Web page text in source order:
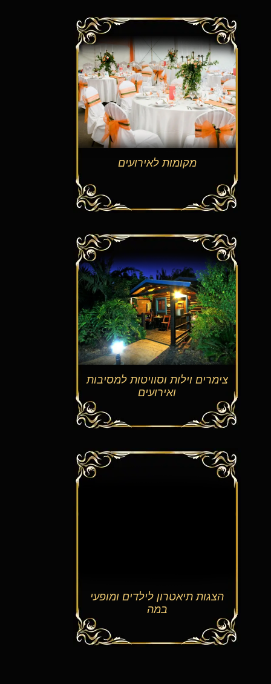
מקומות לאירועים
צימרים וילות וסוויטות למסיבות
ואירועים
הצגות תיאטרון לילדים ומופעי
במה